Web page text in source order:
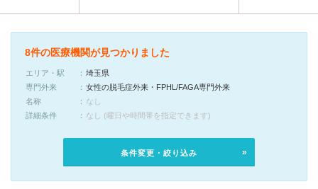
8件の医療機関が見つかりました
エリア・駅
埼玉県
専門外来
女性の脱毛症外来・FPHL/FAGA専門外来
名称
なし
詳細条件
なし (曜日や時間帯を指定できます)
条件変更・絞り込み